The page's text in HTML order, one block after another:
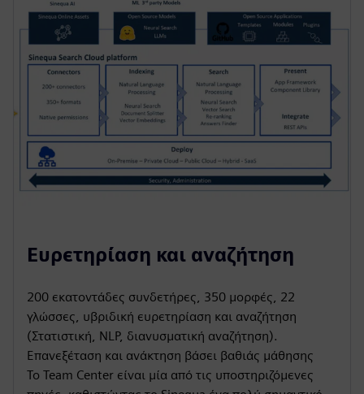
Ευρετηρίαση και αναζήτηση
200 εκατοντάδες συνδετήρες, 350 μορφές, 22
γλώσσες, υβριδική ευρετηρίαση και αναζήτηση
(Στατιστική, NLP, διανυσματική αναζήτηση).
Επανεξέταση και ανάκτηση βάσει βαθιάς μάθησης
Το Team Center είναι μία από τις υποστηριζόμενες